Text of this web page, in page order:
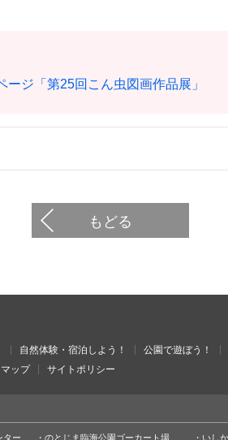
ジ「第25回こん虫図画作品展」
もどる
自然体験・宿泊しよう！ 公園で遊ぼう！
ップ サイトポリシー
ター のとじま臨海公園ゴーカート場 いし